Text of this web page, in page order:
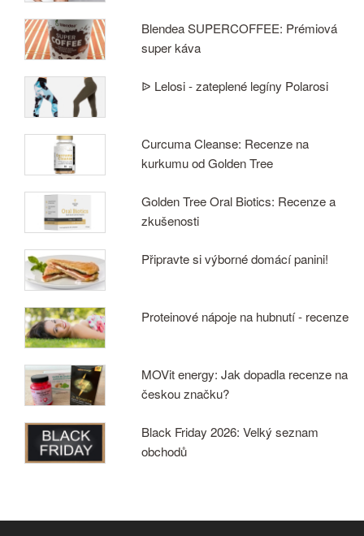
Blendea SUPERCOFFEE: Prémiová
super káva
ᐉ Lelosi - zateplené legíny Polarosi
Curcuma Cleanse: Recenze na
kurkumu od Golden Tree
Golden Tree Oral Biotics: Recenze a
zkušenosti
Připravte si výborné domácí panini!
Proteinové nápoje na hubnutí - recenze
MOVit energy: Jak dopadla recenze na
českou značku?
Black Friday 2026: Velký seznam
obchodů